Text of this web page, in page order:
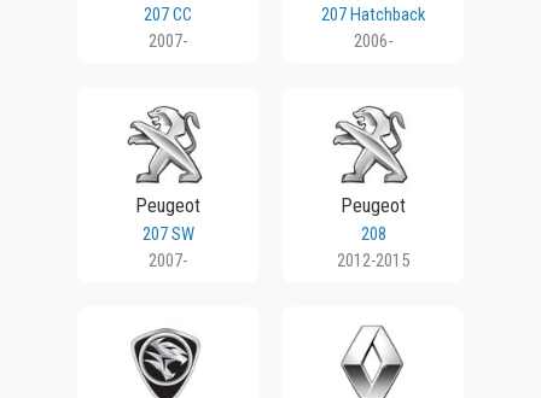
207 CC
2007-
207 Hatchback
2006-
Peugeot
207 SW
2007-
Peugeot
208
2012-2015